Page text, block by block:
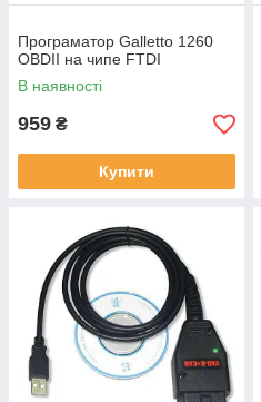
Програматор Galletto 1260
OBDII на чипе FTDI
В наявності
959 ₴
Купити